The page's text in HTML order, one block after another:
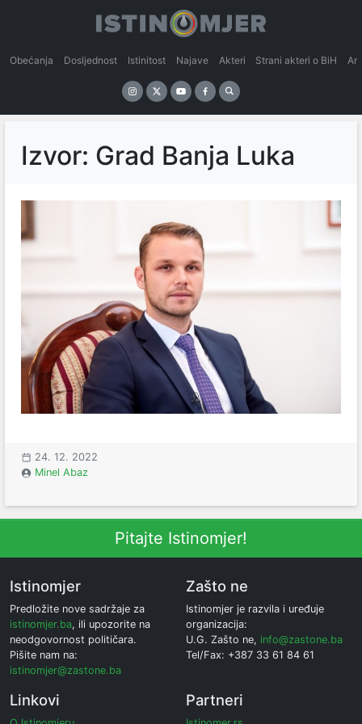
Obećanja Dosljednost Istinitost Najave Akteri Strani akteri o BiH
Izvor: Grad Banja Luka
24. 12. 2022
Minel Abaz
Pitajte Istinomjer!
Istinomjer
Predložite nove sadržaje za
istinomjer.ba, ili upozorite na
neodgovornost političara.
Pišite nam na:
istinomjer@zastone.ba
Zašto ne
Istinomjer je razvila i uređuje
organizacija:
U.G. Zašto ne, info@zastone.ba
Tel/Fax: +387 33 61 84 61
Linkovi Partneri